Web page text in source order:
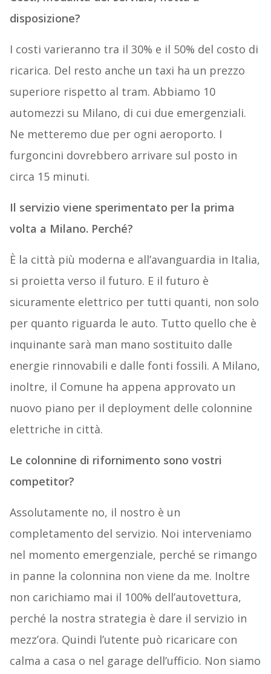
disposizione?
I costi varieranno tra il 30% e il 50% del costo di
ricarica. Del resto anche un taxi ha un prezzo
superiore rispetto al tram. Abbiamo 10
automezzi su Milano, di cui due emergenziali.
Ne metteremo due per ogni aeroporto. I
furgoncini dovrebbero arrivare sul posto in
circa 15 minuti.
Il servizio viene sperimentato per la prima
volta a Milano. Perché?
È la città più moderna e all’avanguardia in Italia,
si proietta verso il futuro. E il futuro è
sicuramente elettrico per tutti quanti, non solo
per quanto riguarda le auto. Tutto quello che è
inquinante sarà man mano sostituito dalle
energie rinnovabili e dalle fonti fossili. A Milano,
inoltre, il Comune ha appena approvato un
nuovo piano per il deployment delle colonnine
elettriche in città.
Le colonnine di rifornimento sono vostri
competitor?
Assolutamente no, il nostro è un
completamento del servizio. Noi interveniamo
nel momento emergenziale, perché se rimango
in panne la colonnina non viene da me. Inoltre
non carichiamo mai il 100% dell’autovettura,
perché la nostra strategia è dare il servizio in
mezz’ora. Quindi l’utente può ricaricare con
calma a casa o nel garage dell’ufficio. Non siamo